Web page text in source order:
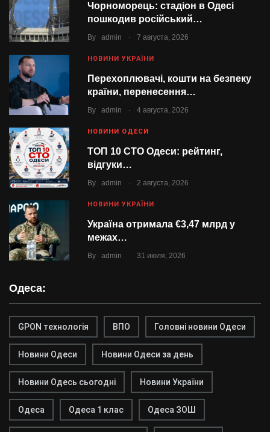
Чорноморець: стадіон в Одесі
пошкодив російський…
By admin . 7 августа, 2026
НОВИНИ УКРАЇНИ
Перехоплювачі, кошти на безпеку
країни, перенесення…
By admin . 4 августа, 2026
НОВИНИ ОДЕСИ
ТОП 10 СТО Одеси: рейтинг,
відгуки…
By admin . 2 августа, 2026
НОВИНИ УКРАЇНИ
Україна отримала €3,47 млрд у
межах…
By admin . 31 июля, 2026
Одеса:
GPON технологія ВПО Головні новини Одеси
Новини Одеси Новини Одеси за день
Новини Одесь сьогодні Новини України
Одеса Одеса 1 клас Одеса ЗОШ